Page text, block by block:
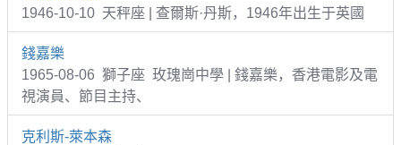
1946-10-10 天秤座 | 查爾斯·丹斯，1946年出生于英國
錢嘉樂
1965-08-06 獅子座 玫瑰崗中學 | 錢嘉樂，香港電影及電
視演員、節目主持、
克利斯-萊本森